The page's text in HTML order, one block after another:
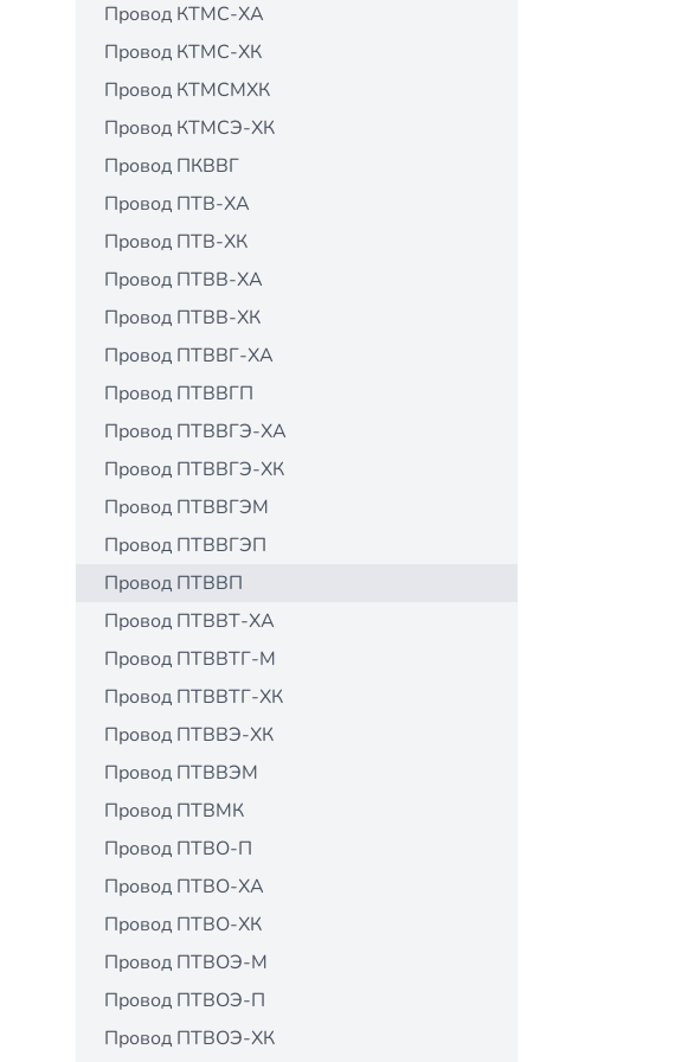
Провод КТМС-ХА
Провод КТМС-ХК
Провод КТМСМХК
Провод КТМСЭ-ХК
Провод ПКВВГ
Провод ПТВ-ХА
Провод ПТВ-ХК
Провод ПТВВ-ХА
Провод ПТВВ-ХК
Провод ПТВВГ-ХА
Провод ПТВВГП
Провод ПТВВГЭ-ХА
Провод ПТВВГЭ-ХК
Провод ПТВВГЭМ
Провод ПТВВГЭП
Провод ПТВВП
Провод ПТВВТ-ХА
Провод ПТВВТГ-М
Провод ПТВВТГ-ХК
Провод ПТВВЭ-ХК
Провод ПТВВЭМ
Провод ПТВМК
Провод ПТВО-П
Провод ПТВО-ХА
Провод ПТВО-ХК
Провод ПТВОЭ-М
Провод ПТВОЭ-П
Провод ПТВОЭ-ХК